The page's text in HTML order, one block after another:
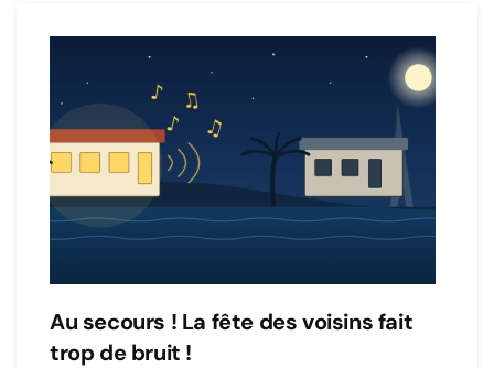
Au secours ! La fête des voisins fait
trop de bruit !